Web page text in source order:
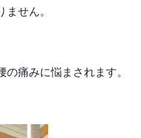
せん。
痛みに悩まされます。